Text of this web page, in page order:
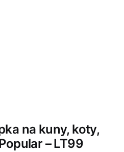
na kuny, koty,
– LT99